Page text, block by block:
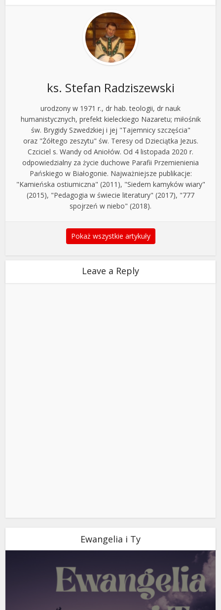
ks. Stefan Radziszewski
urodzony w 1971 r., dr hab. teologii, dr nauk
humanistycznych, prefekt kieleckiego Nazaretu; miłośnik
św. Brygidy Szwedzkiej i jej "Tajemnicy szczęścia"
oraz "Żółtego zeszytu" św. Teresy od Dzieciątka Jezus.
Czciciel s. Wandy od Aniołów. Od 4 listopada 2020 r.
odpowiedzialny za życie duchowe Parafii Przemienienia
Pańskiego w Białogonie. Najważniejsze publikacje:
"Kamieńska ostiumiczna" (2011), "Siedem kamyków wiary"
(2015), "Pedagogia w świecie literatury" (2017), "777
spojrzeń w niebo" (2018).
Pokaż wszystkie artykuły
Leave a Reply
Ewangelia i Ty